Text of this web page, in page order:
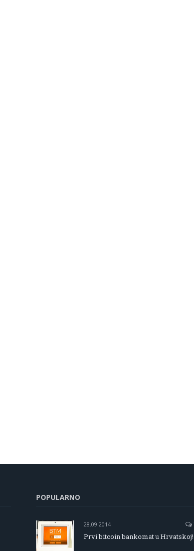
POPULARNO
28.09.2014
Prvi bitcoin bankomat u Hrvatskoj!